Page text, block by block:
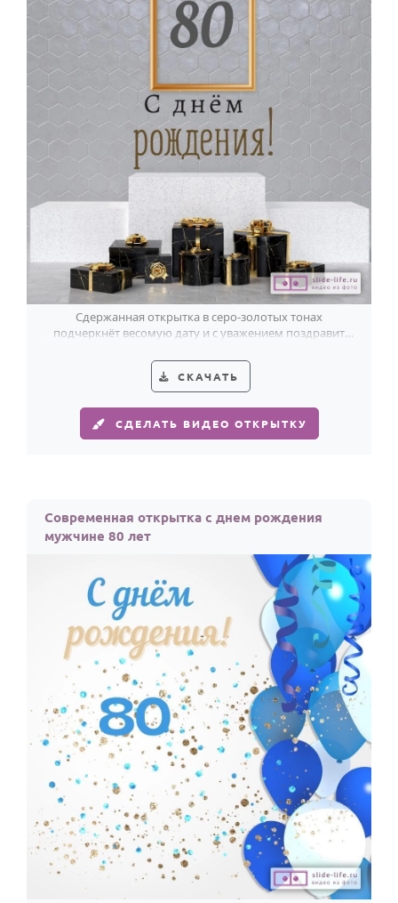
Сдержанная открытка в серо-золотых тонах
подчеркнёт весомую дату и с уважением поздравит
СКАЧАТЬ
СДЕЛАТЬ ВИДЕО ОТКРЫТКУ
Современная открытка с днем рождения
мужчине 80 лет